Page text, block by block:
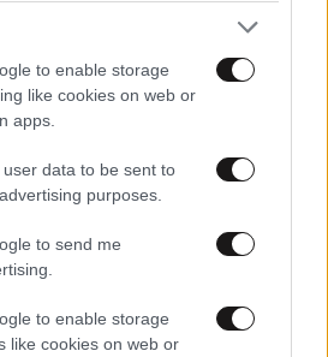
to enable storage
like cookies on web or
apps.
data to be sent to
purposes.
to send me
to enable storage
like cookies on web or
θα λάβουν email ή
ΑΑΔΕ για φορολογικές